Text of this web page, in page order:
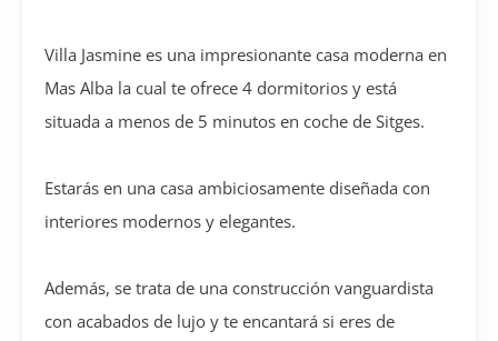
Villa Jasmine es una impresionante casa moderna en
Mas Alba la cual te ofrece 4 dormitorios y está
situada a menos de 5 minutos en coche de Sitges.
Estarás en una casa ambiciosamente diseñada con
interiores modernos y elegantes.
Además, se trata de una construcción vanguardista
con acabados de lujo y te encantará si eres de